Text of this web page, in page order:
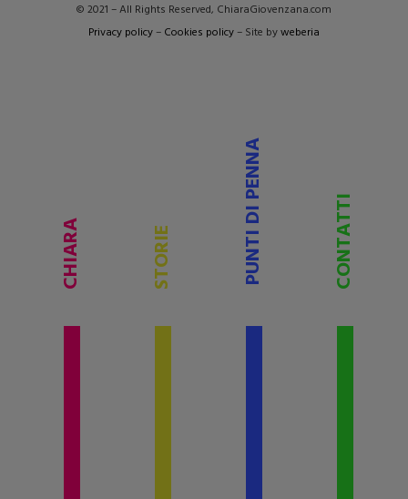
© 2021 – All Rights Reserved, ChiaraGiovenzana.com
Privacy policy– Cookies policy– Site byweberia
CONTATTI
PUNTI DI PENNA
STORIE
CHIARA